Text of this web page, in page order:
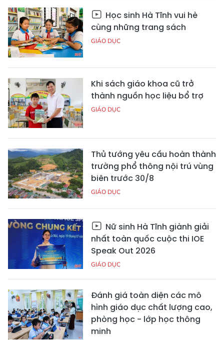
Học sinh Hà Tĩnh vui hè
cùng những trang sách
GIÁO DỤC
Khi sách giáo khoa cũ trở
thành nguồn học liệu bổ trợ
GIÁO DỤC
Thủ tướng yêu cầu hoàn thành
trường phổ thông nội trú vùng
biên trước 30/8
GIÁO DỤC
Nữ sinh Hà Tĩnh giành giải
nhất toàn quốc cuộc thi IOE
Speak Out 2026
GIÁO DỤC
Đánh giá toàn diện các mô
hình giáo dục chất lượng cao,
phòng học - lớp học thông
minh